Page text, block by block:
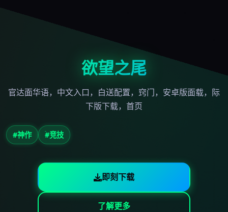
欲望之尾
官达面华语，中文入口，白送配置，窍门，安卓版面载，际
下版下载，首页
#神作 #竞技
即刻下载
了解更多